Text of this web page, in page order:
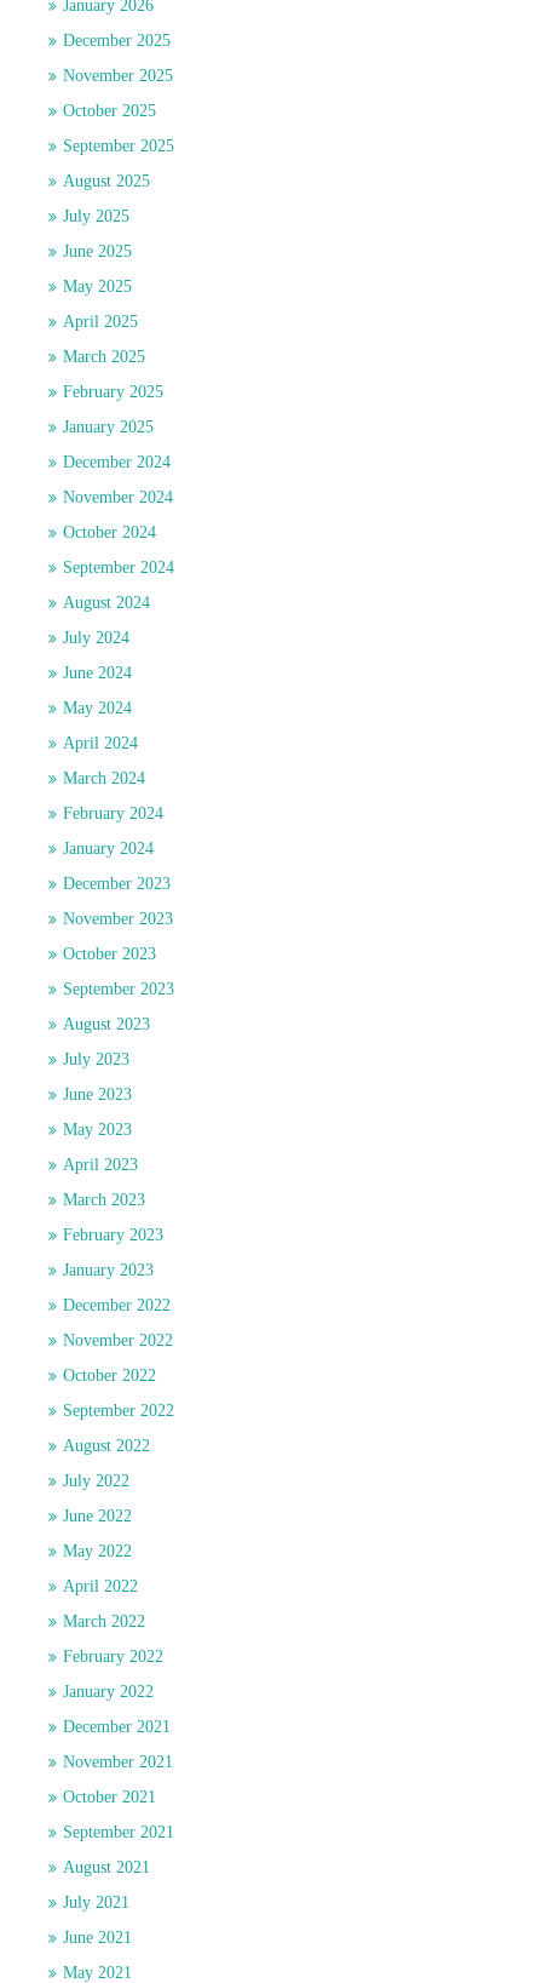
January 2026
December 2025
November 2025
October 2025
September 2025
August 2025
July 2025
June 2025
May 2025
April 2025
March 2025
February 2025
January 2025
December 2024
November 2024
October 2024
September 2024
August 2024
July 2024
June 2024
May 2024
April 2024
March 2024
February 2024
January 2024
December 2023
November 2023
October 2023
September 2023
August 2023
July 2023
June 2023
May 2023
April 2023
March 2023
February 2023
January 2023
December 2022
November 2022
October 2022
September 2022
August 2022
July 2022
June 2022
May 2022
April 2022
March 2022
February 2022
January 2022
December 2021
November 2021
October 2021
September 2021
August 2021
July 2021
June 2021
May 2021